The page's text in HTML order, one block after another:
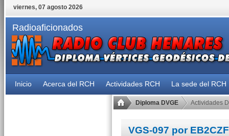
viernes, 07 agosto 2026
Radioaficionados
Inicio Acerca del RCH Actividades RCH La sede del RCH
Diploma DVGE Actividades
VGS-097 por EB2CZF